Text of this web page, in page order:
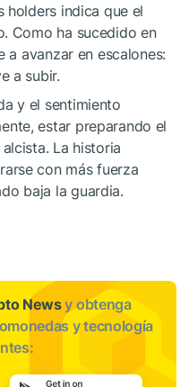
indica que el
Como ha sucedido en
avanzar en escalones:
a subir.
y el sentimiento
estar preparando el
La historia
con más fuerza
baja la guardia.
Newsy obtenga
y tecnología